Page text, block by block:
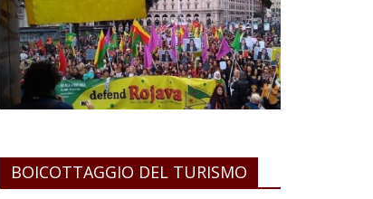
BOICOTTAGGIO DEL TURISMO